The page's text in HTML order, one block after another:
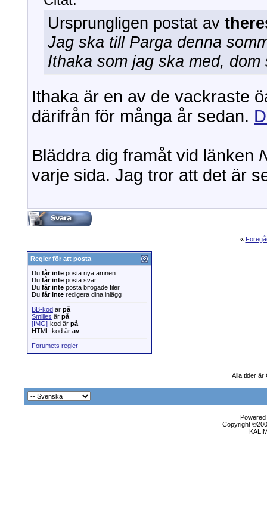
Ursprungligen postat av
Jag ska till Parga denna
Ithaka som jag ska med,
Ithaka är en av de vackraste
därifrån för många år sedan.
Bläddra dig framåt vid länken
varje sida. Jag tror att det är
«
Regler för att posta
Du får inte posta nya ämnen
Du får inte posta svar
Du får inte posta bifogade filer
Du får inte redigera dina inlägg
BB-kod är på
Smilies är på
[IMG]-kod är på
HTML-kod är av
Forumets regler
Alla tider är
Copyright